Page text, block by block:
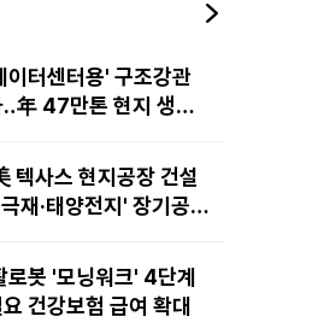
터센터용' 구조강관
年 47만톤 현지 생산
텍사스 현지공장 건설
재·태양전지' 장기공급
로봇 '모닝워크' 4단계
건강보험 급여 확대